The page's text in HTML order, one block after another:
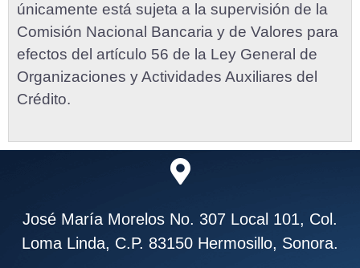
únicamente está sujeta a la supervisión de la
Comisión Nacional Bancaria y de Valores para
efectos del artículo 56 de la Ley General de
Organizaciones y Actividades Auxiliares del
Crédito.
José María Morelos No. 307 Local 101, Col.
Loma Linda, C.P. 83150 Hermosillo, Sonora.